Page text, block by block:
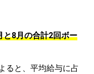
と8月の合計2回ボー
ると、平均給与に占